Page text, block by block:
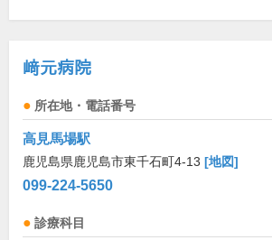
﨑元病院
所在地・電話番号
高見馬場駅
鹿児島県鹿児島市東千石町4-13 [地図]
099-224-5650
診療科目